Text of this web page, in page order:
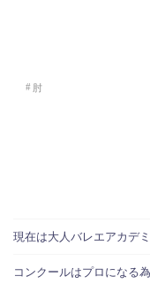
肘
現在は大人バレエアカデ
コンクールはプロになる